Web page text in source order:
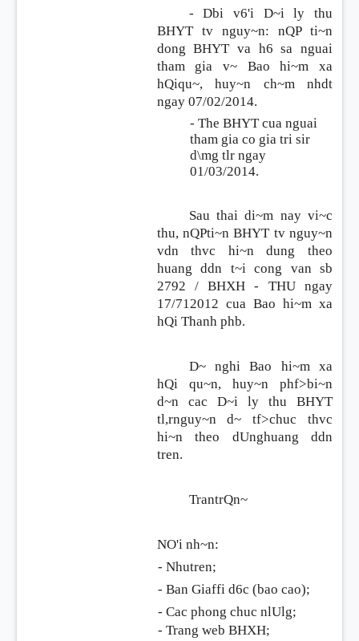
- Dbi v6'i D~i ly thu
BHYT tv nguy~n: nQP ti~n
dong BHYT va h6 sa nguai
tham gia v~ Bao hi~m xa
hQiqu~, huy~n ch~m nhdt
ngay 07/02/2014.
- The BHYT cua nguai
tham gia co gia tri sir
d\mg tlr ngay
01/03/2014.
Sau thai di~m nay vi~c
thu, nQPti~n BHYT tv nguy~n
vdn thvc hi~n dung theo
huang ddn t~i cong van sb
2792 / BHXH - THU ngay
17/712012 cua Bao hi~m xa
hQi Thanh phb.
D~ nghi Bao hi~m xa
hQi qu~n, huy~n phf>bi~n
d~n cac D~i ly thu BHYT
tl,rnguy~n d~ tf>chuc thvc
hi~n theo dUnghuang ddn
tren.
TrantrQn~
NO'i nh~n:
- Nhutren;
- Ban Giaffi d6c (bao cao);
- Cac phong chuc nlUlg;
- Trang web BHXH;